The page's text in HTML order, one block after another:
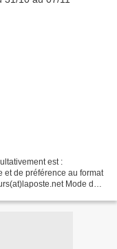
est :
et de préférence au format
Mode de